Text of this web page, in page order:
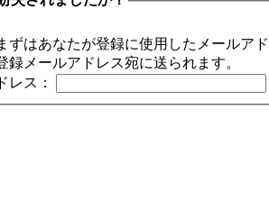
ずはあなたが登録に使用したメールア
録メールアドレス宛に送られます。
レス：